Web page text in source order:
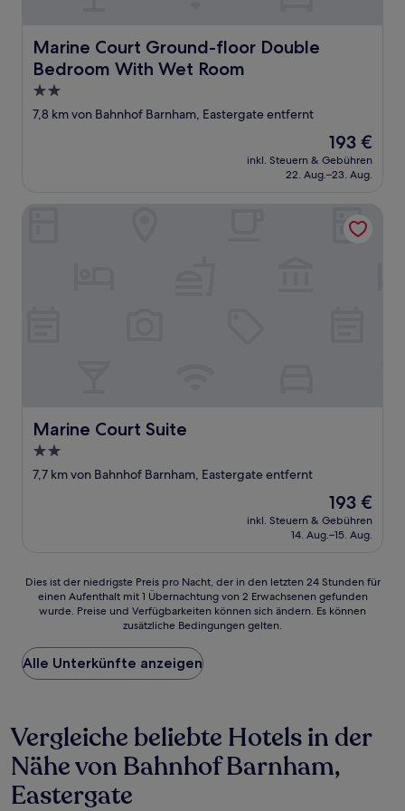
Marine Court Ground-floor Double
Bedroom With Wet Room
Marine Court Ground-floor Double Bedroom With Wet
2.0-
Sterne-
7,8 km von Bahnhof Barnham, Eastergate entfernt
Der
Preis
beträgt
193 €
inkl. Steuern & Gebühren
22. Aug.–23. Aug.
Marine Court Suite
Marine Court Suite
2.0-
Sterne-
7,7 km von Bahnhof Barnham, Eastergate entfernt
Der
Preis
beträgt
193 €
inkl. Steuern & Gebühren
14. Aug.–15. Aug.
Dies
der
Preis
pro
Nacht,
den
letzten
24 Stunden
für
einen
Dies ist der niedrigste Preis pro Nacht, der in den letzten 24 Stunden für
einen Aufenthalt mit 1 Übernachtung von 2 Erwachsenen gefunden
wurde. Preise und Verfügbarkeiten können sich ändern. Es können
zusätzliche Bedingungen gelten.
Alle Unterkünfte anzeigen
Vergleiche beliebte Hotels in der
Nähe von Bahnhof Barnham,
Eastergate